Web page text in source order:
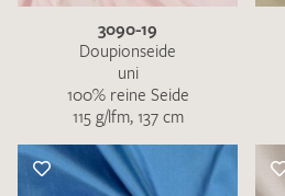
3090-19
Doupionseide
uni
100% reine Seide
115 g/lfm, 137 cm